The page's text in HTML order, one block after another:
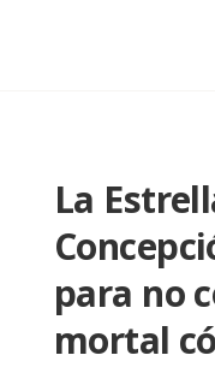
La
para no
mortal